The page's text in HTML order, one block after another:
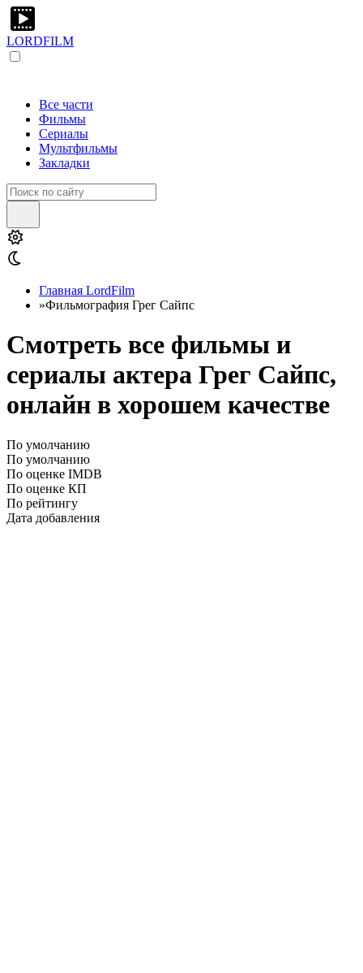
LORDFILM
Все части
Фильмы
Сериалы
Мультфильмы
Закладки
Главная LordFilm
»Фильмография Грег Сайпс
Смотреть все фильмы и
сериалы актера Грег Сайпс,
онлайн в хорошем качестве
По умолчанию
По умолчанию
По оценке IMDB
По оценке КП
По рейтингу
Дата добавления